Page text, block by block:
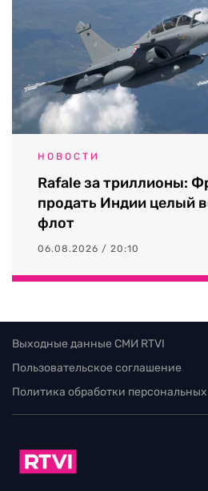
НОВОСТИ
Rafale за триллионы:
продать Индии целый
флот
06.08.2026 / 20:10
Выходные данные СМИ RTVI
Пользовательское соглашение
Политика обработки